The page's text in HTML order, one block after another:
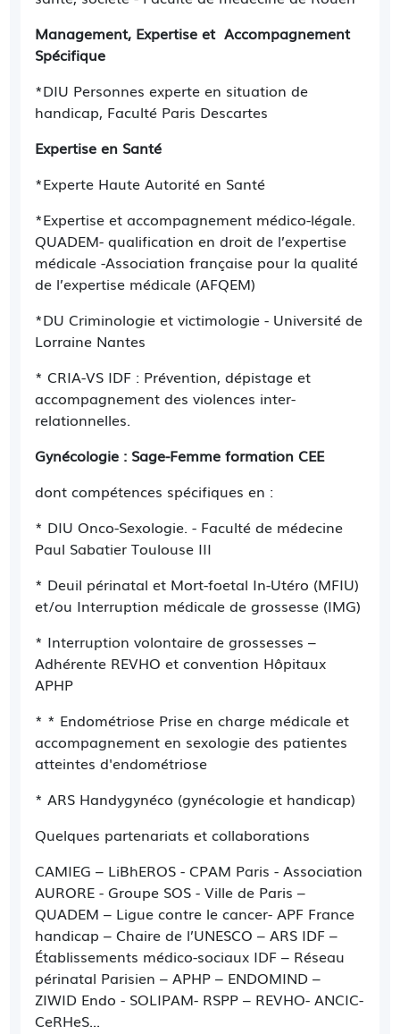
accompagnement personnalisé en étroite
collaboration avec une équipe pluridisciplinaire.
Management, Expertise et Accompagnement
Spécifique
*DIU Personnes experte en situation de
handicap, Faculté Paris Descartes
Expertise en Santé
*Experte Haute Autorité en Santé
*Expertise et accompagnement médico-légale.
QUADEM- qualification en droit de l’expertise
médicale -Association française pour la qualité
de l’expertise médicale (AFQEM)
*DU Criminologie et victimologie - Université de
Lorraine Nantes
* CRIA-VS IDF : Prévention, dépistage et
accompagnement des violences inter-
relationnelles.
Gynécologie : Sage-Femme formation CEE
dont compétences spécifiques en :
* DIU Onco-Sexologie. - Faculté de médecine
Paul Sabatier Toulouse III
* Deuil périnatal et Mort-foetal In-Utéro (MFIU)
et/ou Interruption médicale de grossesse (IMG)
* Interruption volontaire de grossesses –
Adhérente REVHO et convention Hôpitaux
APHP
* * Endométriose Prise en charge médicale et
accompagnement en sexologie des patientes
atteintes d'endométriose
* ARS Handygynéco (gynécologie et handicap)
Quelques partenariats et collaborations
CAMIEG – LiBhEROS - CPAM Paris - Association
AURORE - Groupe SOS - Ville de Paris –
QUADEM – Ligue contre le cancer- APF France
handicap – Chaire de l’UNESCO – ARS IDF –
Établissements médico-sociaux IDF – Réseau
périnatal Parisien – APHP – ENDOMIND –
ZIWID Endo - SOLIPAM- RSPP – REVHO- ANCIC-
CeRHeS...